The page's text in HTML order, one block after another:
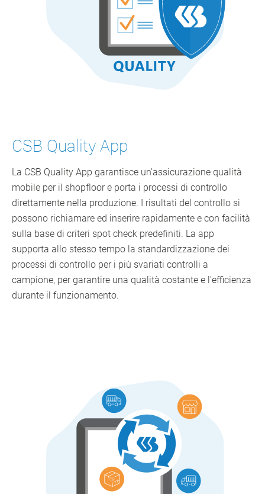
CSB Quality App
La CSB Quality App garantisce un'assicurazione qualità
mobile per il shopfloor e porta i processi di controllo
direttamente nella produzione. I risultati del controllo si
possono richiamare ed inserire rapidamente e con facilità
sulla base di criteri spot check predefiniti. La app
supporta allo stesso tempo la standardizzazione dei
processi di controllo per i più svariati controlli a
campione, per garantire una qualità costante e l'efficienza
durante il funzionamento.